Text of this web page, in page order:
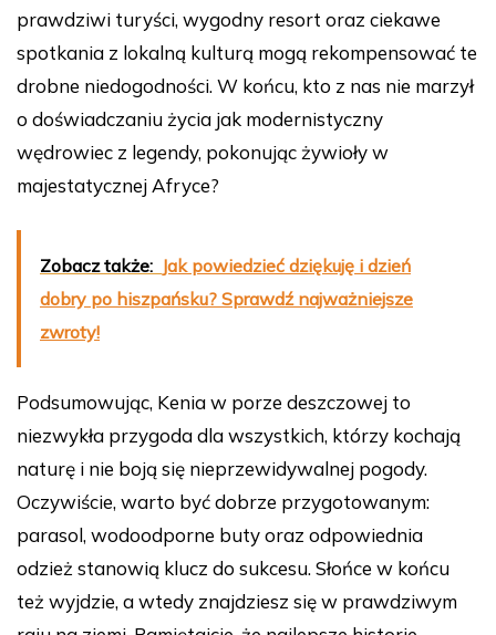
prawdziwi turyści, wygodny resort oraz ciekawe
spotkania z lokalną kulturą mogą rekompensować te
drobne niedogodności. W końcu, kto z nas nie marzył
o doświadczaniu życia jak modernistyczny
wędrowiec z legendy, pokonując żywioły w
majestatycznej Afryce?
Zobacz także: Jak powiedzieć dziękuję i dzień
dobry po hiszpańsku? Sprawdź najważniejsze
zwroty!
Podsumowując, Kenia w porze deszczowej to
niezwykła przygoda dla wszystkich, którzy kochają
naturę i nie boją się nieprzewidywalnej pogody.
Oczywiście, warto być dobrze przygotowanym:
parasol, wodoodporne buty oraz odpowiednia
odzież stanowią klucz do sukcesu. Słońce w końcu
też wyjdzie, a wtedy znajdziesz się w prawdziwym